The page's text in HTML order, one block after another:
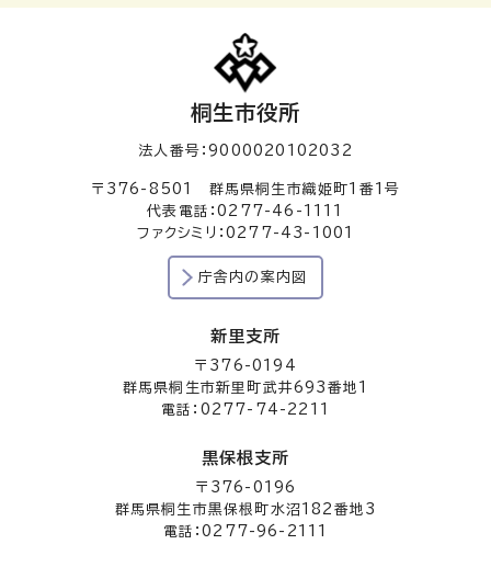
桐生市役所
法人番号：9000020102032
〒376-8501 群馬県桐生市織姫町1番1号
代表電話：0277-46-1111
ファクシミリ：0277-43-1001
庁舎内の案内図
新里支所
〒376-0194
群馬県桐生市新里町武井693番地1
電話：0277-74-2211
黒保根支所
〒376-0196
群馬県桐生市黒保根町水沼182番地3
電話：0277-96-2111